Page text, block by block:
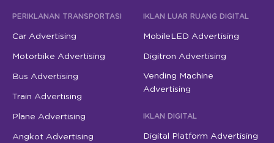
PERIKLANAN TRANSPORTASI
Car Advertising
Motorbike Advertising
Bus Advertising
Train Advertising
Plane Advertising
Angkot Advertising
IKLAN LUAR RUANG DIGITAL
MobileLED Advertising
Digitron Advertising
Vending Machine
Advertising
IKLAN DIGITAL
Digital Platform Advertising